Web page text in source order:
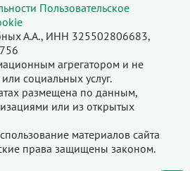
Пользовательское
А.А., ИНН 325502806683,
агрегатором и не
социальных услуг.
размещена по данным,
или из открытых
материалов сайта
права защищены законом.